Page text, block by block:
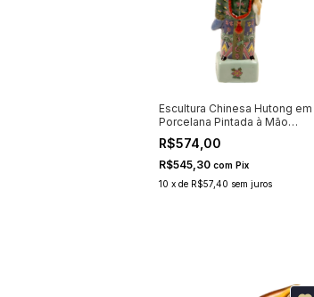
Escultura Chinesa Hutong em
Porcelana Pintada à Mão
26cm
R$574,00
R$545,30 com Pix
10 x de R$57,40 sem juros